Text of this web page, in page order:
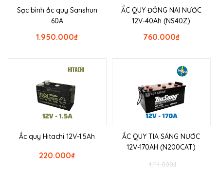
Sạc bình ắc quy Sanshun
60A
₫
1.950.000
ẮC QUY ĐỒNG NAI NƯỚC
12V-40Ah (NS40Z)
₫
760.000
Ắc quy Hitachi 12V-1.5Ah
₫
220.000
ẮC QUY TIA SÁNG NƯỚC
12V-170AH (N200CAT)
₫
4.114.000